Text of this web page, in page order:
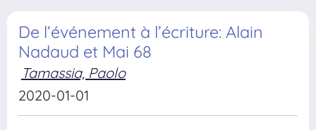
De l’événement à l’écriture: Alain
Nadaud et Mai 68
Tamassia, Paolo
2020-01-01